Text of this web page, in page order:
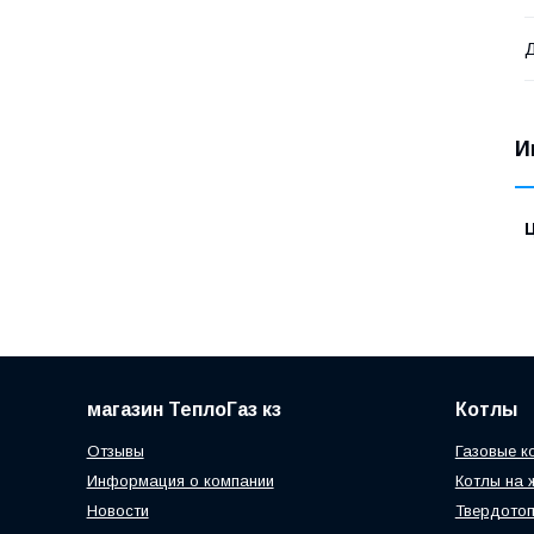
магазин ТеплоГаз кз
Отзывы
Информация о компании
Новости
Котлы
Газовые
Котлы на